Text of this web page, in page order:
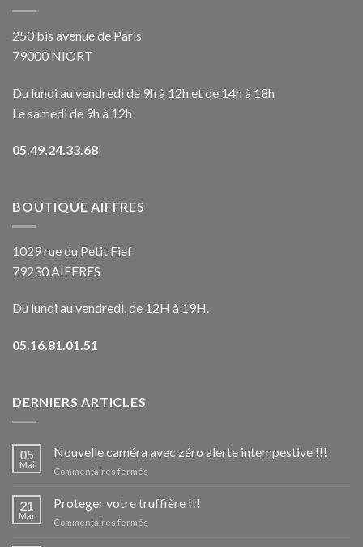
250 bis avenue de Paris
79000 NIORT
Du lundi au vendredi de 9h à 12h et de 14h à 18h
Le samedi de 9h à 12h
05.49.24.33.68
BOUTIQUE AIFFRES
1029 rue du Petit Fief
79230 AIFFRES
Du lundi au vendredi, de 12H à 19H.
05.16.81.01.51
DERNIERS ARTICLES
05
Mai
Nouvelle caméra avec zéro alerte intempestive !!!
Commentaires fermés
caméra
avec
21
Mar
Proteger votre truffière !!!
Commentaires fermés